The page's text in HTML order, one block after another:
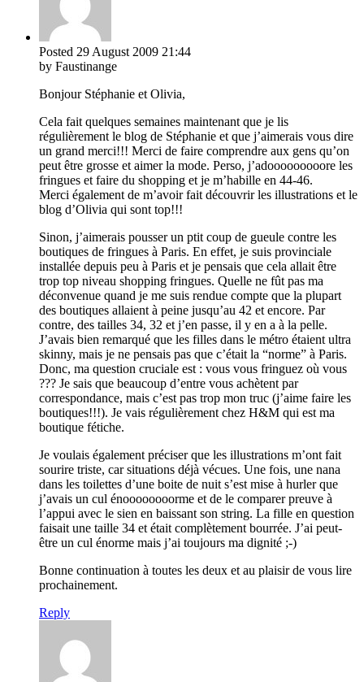
Posted 29 August 2009 21:44
by Faustinange
Bonjour Stéphanie et Olivia,
Cela fait quelques semaines maintenant que je lis
régulièrement le blog de Stéphanie et que j’aimerais vous dire
un grand merci!!! Merci de faire comprendre aux gens qu’on
peut être grosse et aimer la mode. Perso, j’adooooooooore les
fringues et faire du shopping et je m’habille en 44-46.
Merci également de m’avoir fait découvrir les illustrations et le
blog d’Olivia qui sont top!!!
Sinon, j’aimerais pousser un ptit coup de gueule contre les
boutiques de fringues à Paris. En effet, je suis provinciale
installée depuis peu à Paris et je pensais que cela allait être
trop top niveau shopping fringues. Quelle ne fût pas ma
déconvenue quand je me suis rendue compte que la plupart
des boutiques allaient à peine jusqu’au 42 et encore. Par
contre, des tailles 34, 32 et j’en passe, il y en a à la pelle.
J’avais bien remarqué que les filles dans le métro étaient ultra
skinny, mais je ne pensais pas que c’était la “norme” à Paris.
Donc, ma question cruciale est : vous vous fringuez où vous
??? Je sais que beaucoup d’entre vous achètent par
correspondance, mais c’est pas trop mon truc (j’aime faire les
boutiques!!!). Je vais régulièrement chez H&M qui est ma
boutique fétiche.
Je voulais également préciser que les illustrations m’ont fait
sourire triste, car situations déjà vécues. Une fois, une nana
dans les toilettes d’une boite de nuit s’est mise à hurler que
j’avais un cul énoooooooorme et de le comparer preuve à
l’appui avec le sien en baissant son string. La fille en question
faisait une taille 34 et était complètement bourrée. J’ai peut-
être un cul énorme mais j’ai toujours ma dignité ;-)
Bonne continuation à toutes les deux et au plaisir de vous lire
prochainement.
Reply